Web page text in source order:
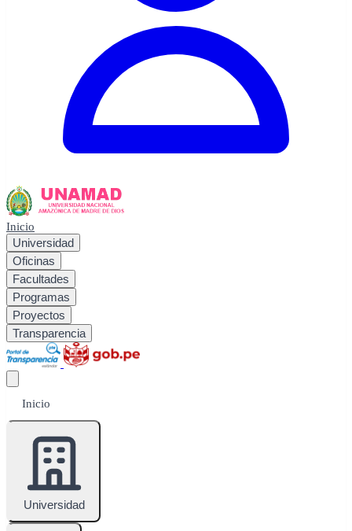
Inicio
Universidad
Oficinas
Facultades
Programas
Proyectos
Transparencia
Inicio
Universidad